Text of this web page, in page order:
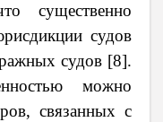
существенно
судов
судов [8].
можно
связанных с